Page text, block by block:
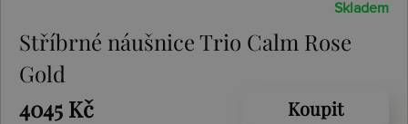
Skladem
Stříbrné náušnice Trio Calm Rose
Gold
4045 Kč
Koupit